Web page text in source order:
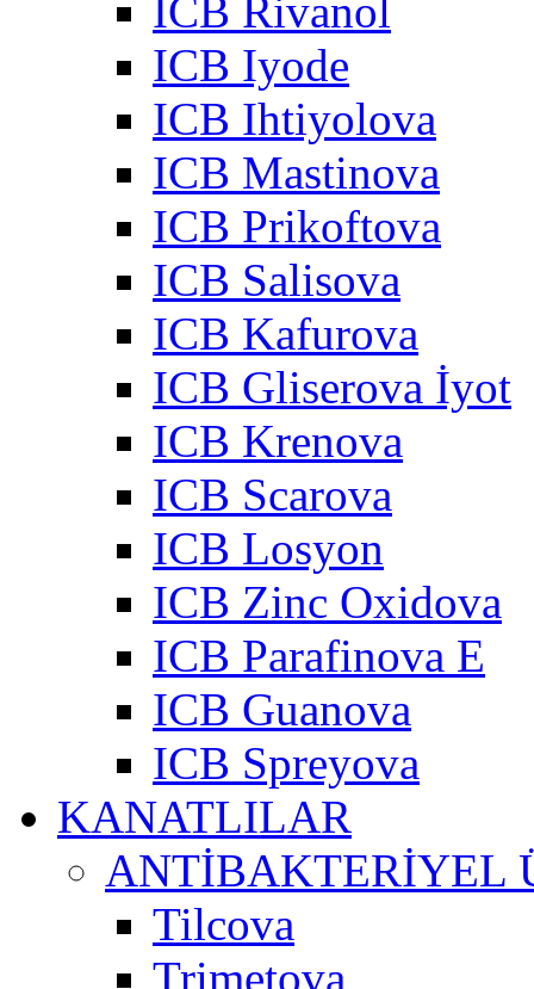
ICB Rivanol
ICB Iyode
ICB Ihtiyolova
ICB Mastinova
ICB Prikoftova
ICB Salisova
ICB Kafurova
ICB Gliserova İyot
ICB Krenova
ICB Scarova
ICB Losyon
ICB Zinc Oxidova
ICB Parafinova E
ICB Guanova
ICB Spreyova
KANATLILAR
ANTİBAKTERİYEL
Tilcova
Trimetova